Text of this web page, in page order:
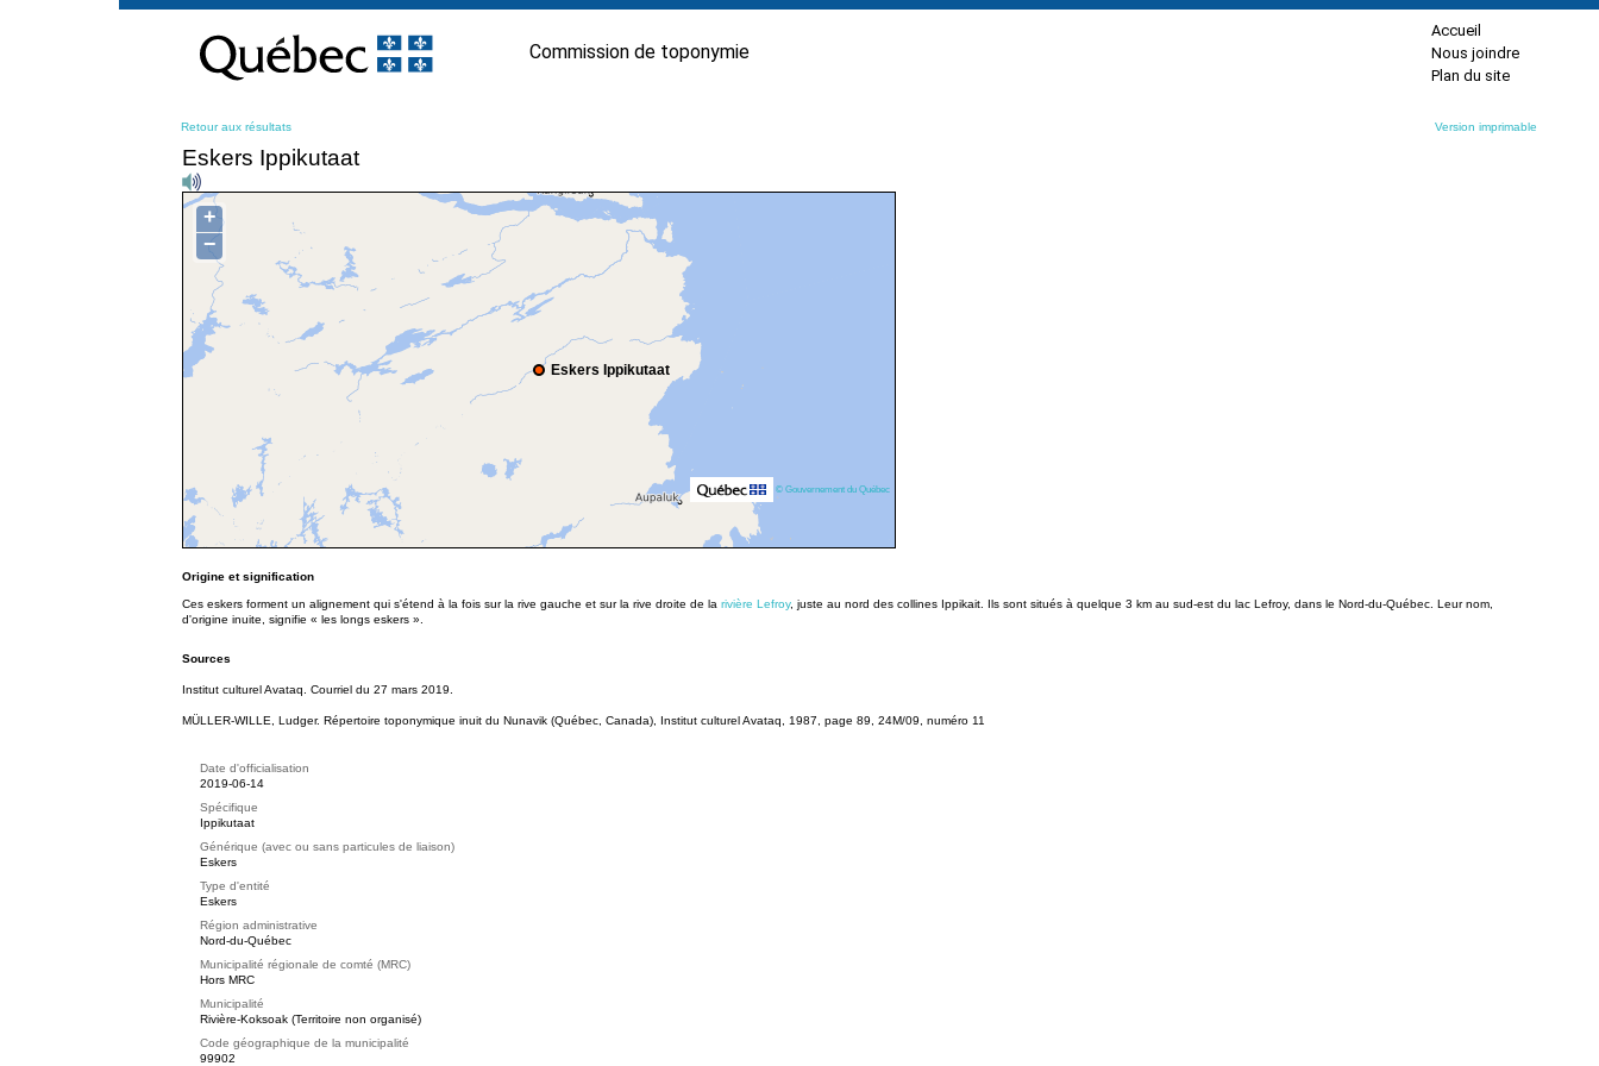
contenu
Commission de toponymie
Accueil
Nous joindre
Plan du site
Retour aux résultats Version imprimable
Eskers Ippikutaat
Eskers Ippikutaat
+
−
© Gouvernement du Québec
Origine et signification
Ces eskers forment un alignement qui s'étend à la fois sur la rive gauche et sur la rive droite de la rivière Lefroy, juste au nord des collines Ippikait. Ils sont situés à quelque 3 km au sud-est du lac Lefroy, dans le Nord-du-Québec. Leur nom,
d'origine inuite, signifie « les longs eskers ».
Sources
Institut culturel Avataq. Courriel du 27 mars 2019.
MÜLLER-WILLE, Ludger. Répertoire toponymique inuit du Nunavik (Québec, Canada), Institut culturel Avataq, 1987, page 89, 24M/09, numéro 11
Date d'officialisation
2019-06-14
Spécifique
Ippikutaat
Générique (avec ou sans particules de liaison)
Eskers
Type d'entité
Eskers
Région administrative
Nord-du-Québec
Municipalité régionale de comté (MRC)
Hors MRC
Municipalité
Rivière-Koksoak (Territoire non organisé)
Code géographique de la municipalité
99902